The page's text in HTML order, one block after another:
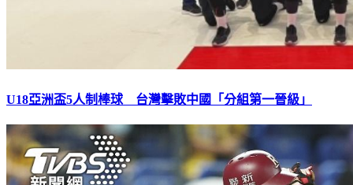
U18亞洲盃5人制棒球 台灣擊敗中國「分組第一晉級」